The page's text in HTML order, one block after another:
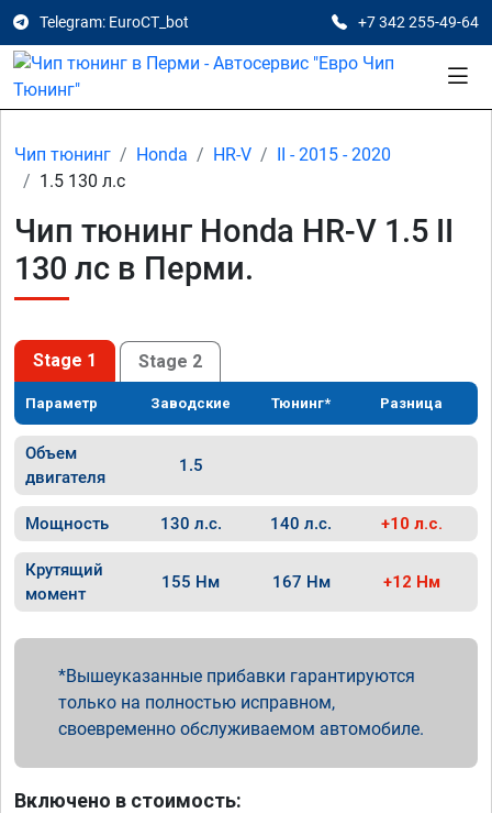
Telegram: EuroCT_bot +7 342 255-49-64
Чип тюнинг Honda HR-V
II - 2015 - 2020
1.5 130 л.с
Чип тюнинг Honda HR-V 1.5 II
130 лс в Перми.
Stage 1 Stage 2
Параметр Заводские Тюнинг* Разница
Объем
двигателя
1.5
Мощность 130 л.с. 140 л.с. +10 л.с.
Крутящий
момент
155 Нм 167 Нм +12 Нм
Вышеуказанные прибавки гарантируются
только на полностью исправном,
своевременно обслуживаемом автомобиле.
Включено в стоимость: